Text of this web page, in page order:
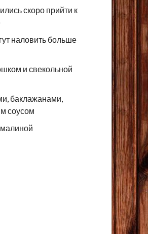
скоро прийти к
наловить больше
и свекольной
баклажанами,
соусом